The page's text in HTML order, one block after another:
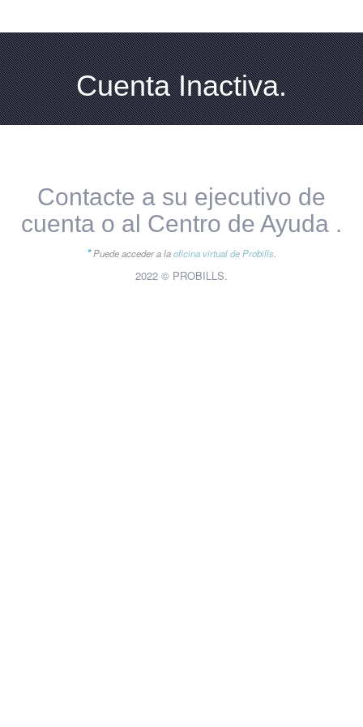
Cuenta Inactiva.
Contacte a su ejecutivo de
cuenta o al Centro de Ayuda .
*Puede acceder a laoficina virtual de Probills
2022 © PROBILLS.